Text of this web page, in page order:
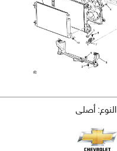
النوع: أصلي